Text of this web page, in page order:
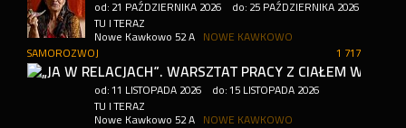
od: 21 PAŹDZIERNIKA 2026 do: 25 PAŹDZIERNIKA 2026
TU I TERAZ
Nowe Kawkowo 52 A
NOWE KAWKOWO
1 717
SAMOROZWOJ
od:11 LISTOPADA 2026 do:15 LISTOPADA 2026
TU I TERAZ
Nowe Kawkowo 52 A
NOWE KAWKOWO